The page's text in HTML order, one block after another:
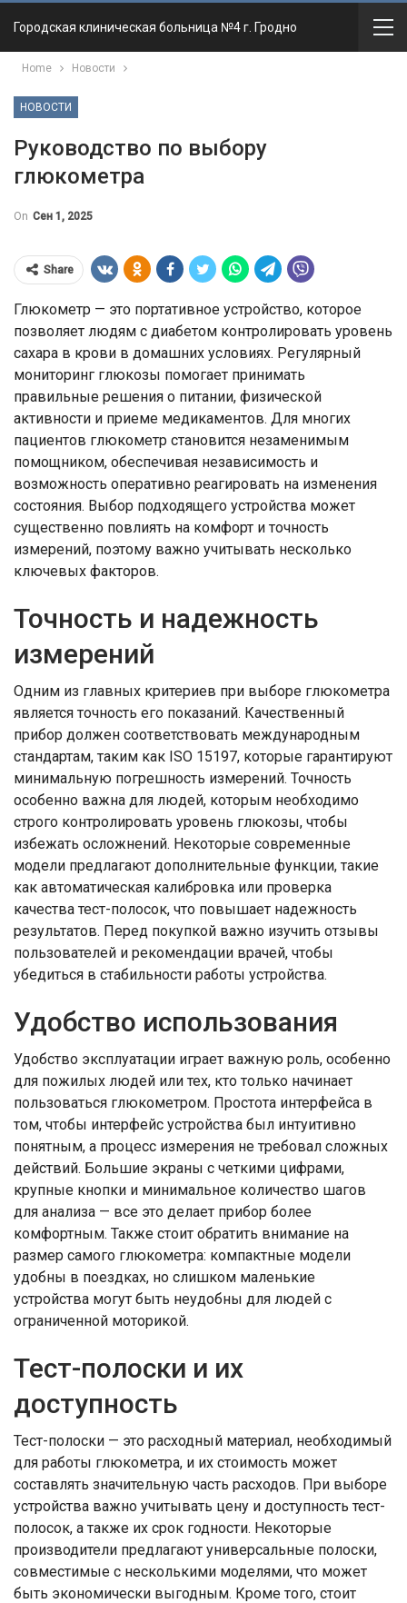
Городская клиническая больница №4 г. Гродно
Home Новости
НОВОСТИ
Руководство по выбору
глюкометра
On Сен 1, 2025
Share
Глюкометр — это портативное устройство, которое
позволяет людям с диабетом контролировать уровень
сахара в крови в домашних условиях. Регулярный
мониторинг глюкозы помогает принимать
правильные решения о питании, физической
активности и приеме медикаментов. Для многих
пациентов глюкометр становится незаменимым
помощником, обеспечивая независимость и
возможность оперативно реагировать на изменения
состояния. Выбор подходящего устройства может
существенно повлиять на комфорт и точность
измерений, поэтому важно учитывать несколько
ключевых факторов.
Точность и надежность
измерений
Одним из главных критериев при выборе глюкометра
является точность его показаний. Качественный
прибор должен соответствовать международным
стандартам, таким как ISO 15197, которые гарантируют
минимальную погрешность измерений. Точность
особенно важна для людей, которым необходимо
строго контролировать уровень глюкозы, чтобы
избежать осложнений. Некоторые современные
модели предлагают дополнительные функции, такие
как автоматическая калибровка или проверка
качества тест-полосок, что повышает надежность
результатов. Перед покупкой важно изучить отзывы
пользователей и рекомендации врачей, чтобы
убедиться в стабильности работы устройства.
Удобство использования
Удобство эксплуатации играет важную роль, особенно
для пожилых людей или тех, кто только начинает
пользоваться глюкометром. Простота интерфейса в
том, чтобы интерфейс устройства был интуитивно
понятным, а процесс измерения не требовал сложных
действий. Большие экраны с четкими цифрами,
крупные кнопки и минимальное количество шагов
для анализа — все это делает прибор более
комфортным. Также стоит обратить внимание на
размер самого глюкометра: компактные модели
удобны в поездках, но слишком маленькие
устройства могут быть неудобны для людей с
ограниченной моторикой.
Тест-полоски и их
доступность
Тест-полоски — это расходный материал, необходимый
для работы глюкометра, и их стоимость может
составлять значительную часть расходов. При выборе
устройства важно учитывать цену и доступность тест-
полосок, а также их срок годности. Некоторые
производители предлагают универсальные полоски,
совместимые с несколькими моделями, что может
быть экономически выгодным. Кроме того, стоит